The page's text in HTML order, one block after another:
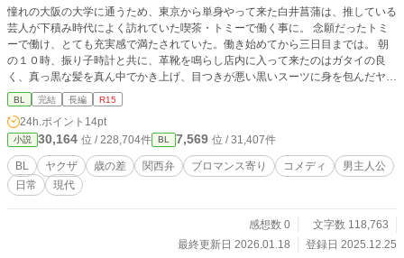
憧れの大阪の大学に通うため、東京から単身やって来た白井菖蒲は、推している
芸人が下積み時代によく訪れていた喫茶・トミーで働く事に。 念願だったトミ
ーで働け、とても充実感で満たされていた。働き始めてから三日目までは。 朝
の１０時、振り子時計と共に、革靴を鳴らし店内に入って来たのはガタイの良
く、真っ黒な髪を真ん中でかき上げ、目つきが悪い黒いスーツに身を包んだヤク
ザだった。 普通の大学生と、ヤクザのお客さん。決して交わるはずの無い二
人。 な筈なのだが何故か、二人の仲はスイーツを通して深まっていくのだっ
た。 ※一応BLですが、ブロマンス寄りです ※カクヨム様、小説家になろう様で
も掲載しております。
BL 完結 長編 R15
24h.ポイント 14pt
小説 30,164 位 / 228,704件 BL 7,569 位 / 31,407件
BL ヤクザ 歳の差 関西弁 ブロマンス寄り コメディ
男主人公
日常
現代
感想数 0
文字数 118,763
最終更新日 2026.01.18
登録日 2025.12.25